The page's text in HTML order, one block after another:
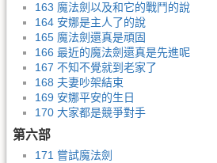
163 魔法劍以及和它的戰鬥的說
164 安娜是主人了的說
165 魔法劍還真是頑固
166 最近的魔法劍還真是先進呢
167 不知不覺就到老家了
168 夫妻吵架結束
169 安娜平安的生日
170 大家都是競爭對手
第六部
171 嘗試魔法劍